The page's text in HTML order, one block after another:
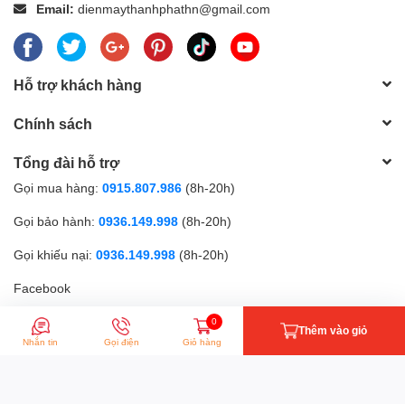
Email: dienmaythanhphathn@gmail.com
Hỗ trợ khách hàng
Chính sách
Tổng đài hỗ trợ
Gọi mua hàng: 0915.807.986 (8h-20h)
Gọi bảo hành: 0936.149.998 (8h-20h)
Gọi khiếu nại: 0936.149.998 (8h-20h)
Facebook
Phương thức thanh toán
Nhắn tin Gọi điện
0
Giỏ hàng
Thêm vào giỏ